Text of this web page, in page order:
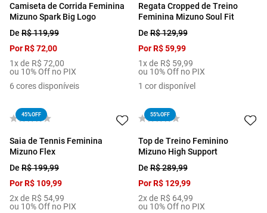
Camiseta de Corrida Feminina
Mizuno Spark Big Logo
De R$119,99
PorR$72,00
1x de R$ 72,00
ou 10% Off no PIX
6 cores disponíveis
Regata Cropped de Treino
Feminina Mizuno Soul Fit
DeR$129,99
PorR$ 59,99
1x de R$ 59,99
ou 10% Off no PIX
1 cor disponível
45%OFF
Saia de Tennis Feminina
Mizuno Flex
De R$199,99
PorR$ 109,99
2x de R$ 54,99
ou 10% Off no PIX
55%OFF
Top de Treino Feminino
Mizuno High Support
DeR$289,99
PorR$ 129,99
2x de R$ 64,99
ou 10% Off no PIX